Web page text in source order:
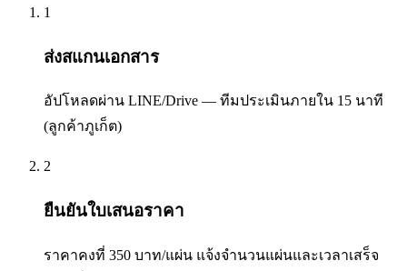
1
ส่งสแกนเอกสาร
อัปโหลดผ่าน LINE/Drive — ทีมประเมินภายใน 15 นาที
(ลูกค้าภูเก็ต)
2
ยืนยันใบเสนอราคา
ราคาคงที่ 350 บาท/แผ่น แจ้งจำนวนแผ่นและเวลาเสร็จ